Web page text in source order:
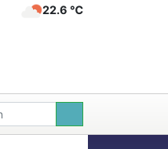
22.6 ℃